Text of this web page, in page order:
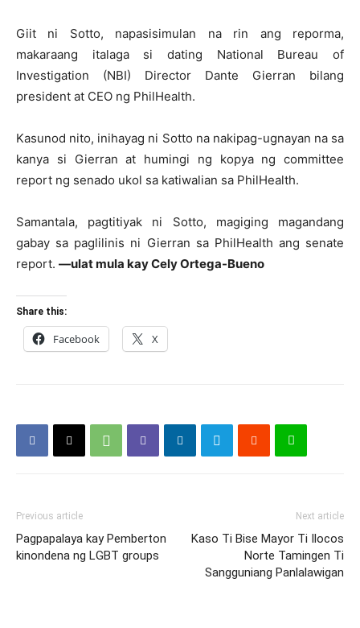
Giit ni Sotto, napasisimulan na rin ang reporma,
makaraang italaga si dating National Bureau of
Investigation (NBI) Director Dante Gierran bilang
president at CEO ng PhilHealth.
Kasunod nito, inihayag ni Sotto na nakipag-ugnayan na sa
kanya si Gierran at humingi ng kopya ng committee
report ng senado ukol sa katiwalian sa PhilHealth.
Samantala, pagtitiyak ni Sotto, magiging magandang
gabay sa paglilinis ni Gierran sa PhilHealth ang senate
report. —ulat mula kay Cely Ortega-Bueno
Share this:
Facebook X
Previous article
Pagpapalaya kay Pemberton
kinondena ng LGBT groups
Next article
Kaso Ti Bise Mayor Ti Ilocos
Norte Tamingen Ti
Sangguniang Panlalawigan